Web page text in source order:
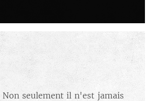
seulement il n'est jamais